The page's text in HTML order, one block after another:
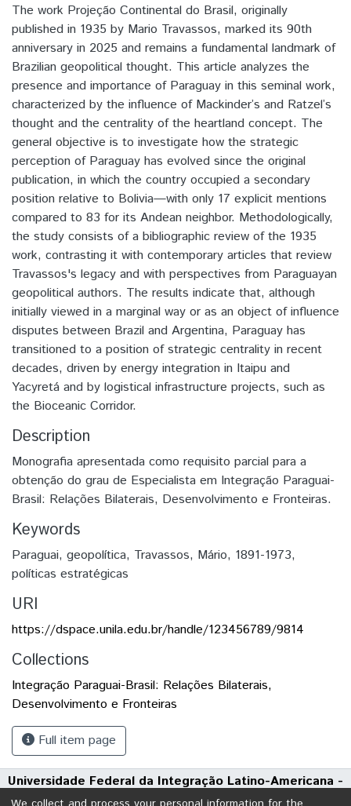
The work Projeção Continental do Brasil, originally
published in 1935 by Mario Travassos, marked its 90th
anniversary in 2025 and remains a fundamental landmark of
Brazilian geopolitical thought. This article analyzes the
presence and importance of Paraguay in this seminal work,
characterized by the influence of Mackinder’s and Ratzel’s
thought and the centrality of the heartland concept. The
general objective is to investigate how the strategic
perception of Paraguay has evolved since the original
publication, in which the country occupied a secondary
position relative to Bolivia—with only 17 explicit mentions
compared to 83 for its Andean neighbor. Methodologically,
the study consists of a bibliographic review of the 1935
work, contrasting it with contemporary articles that review
Travassos's legacy and with perspectives from Paraguayan
geopolitical authors. The results indicate that, although
initially viewed in a marginal way or as an object of influence
disputes between Brazil and Argentina, Paraguay has
transitioned to a position of strategic centrality in recent
decades, driven by energy integration in Itaipu and
Yacyretá and by logistical infrastructure projects, such as
the Bioceanic Corridor.
Description
Monografia apresentada como requisito parcial para a
obtenção do grau de Especialista em Integração Paraguai-
Brasil: Relações Bilaterais, Desenvolvimento e Fronteiras.
Keywords
Paraguai, geopolítica, Travassos, Mário, 1891-1973,
políticas estratégicas
URI
https://dspace.unila.edu.br/handle/123456789/9814
Collections
Integração Paraguai-Brasil: Relações Bilaterais,
Desenvolvimento e Fronteiras
Full item page
Universidade Federal da Integração Latino-Americana -
UNILA